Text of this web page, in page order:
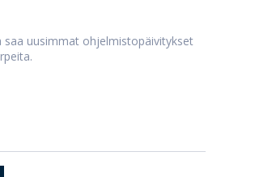
saa uusimmat ohjelmistopäivitykset